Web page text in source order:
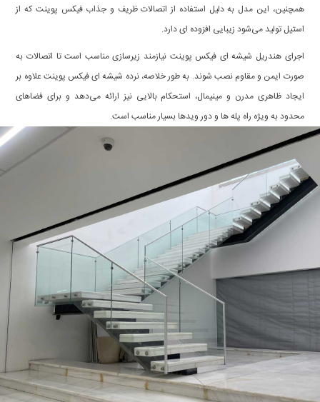
همچنین، این مدل به دلیل استفاده از اتصالات ظریف و جذاب فیکس پوینت که از
استیل تولید می‌شود زیبایی افزوده ای دارد.
اجرای هندریل شیشه ای فیکس پوینت نیازمند زیرسازی مناسب است تا اتصالات به
صورت ایمن و مقاوم نصب شوند. به طور خلاصه، نرده شیشه ای فیکس پوینت علاوه بر
ایجاد ظاهری مدرن و مینیمال، استحکام بالایی نیز ارائه می‌دهد و برای فضاهای
محدود به ویژه راه پله ها و دور ویدها بسیار مناسب است.